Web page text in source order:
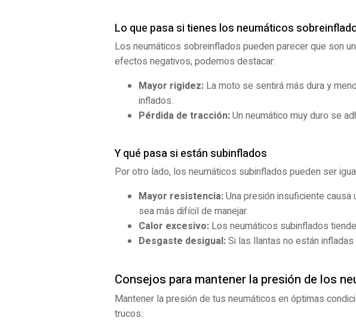
Lo que pasa si tienes los neumáticos
Los neumáticos sobreinflados pueden parecer que son
efectos negativos, podemos destacar:
Mayor rigidez: La moto se sentirá más dura y
inflados.
Pérdida de tracción:Un neumático muy duro se
Y qué pasa si están subinflados
Por otro lado, los neumáticos subinflados pueden ser
Mayor resistencia:Una presión insuficiente
sea más difícil de manejar.
Calor excesivo: Los neumáticos subinflados
Desgaste desigual:Si las llantas no están
Consejos para mantener la presión de los
Mantener la presión de tus neumáticos en óptimas
trucos: